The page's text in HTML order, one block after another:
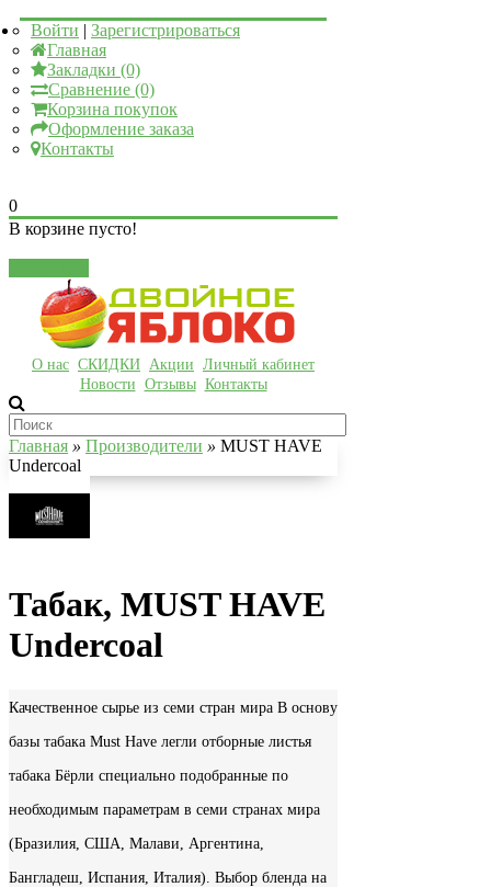
Войти | Зарегистрироваться
Главная
Закладки (0)
Сравнение (0)
Корзина покупок
Оформление заказа
Контакты
0
В корзине пусто!
О нас СКИДКИ Акции Личный кабинет
Новости Отзывы Контакты
Главная » Производители » MUST HAVE
Undercoal
Табак, MUST HAVE
Undercoal
Качественное сырье из семи стран мира В основу
базы табака Must Have легли отборные листья
табака Бёрли специально подобранные по
необходимым параметрам в семи странах мира
(Бразилия, США, Малави, Аргентина,
Бангладеш, Испания, Италия). Выбор бленда на